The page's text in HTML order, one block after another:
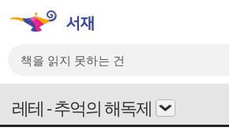
레테 - 추억의 해독제